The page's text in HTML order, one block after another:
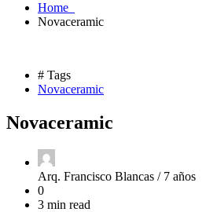
Home
Novaceramic
# Tags
Novaceramic
Novaceramic
Arq. Francisco Blancas / 7 años
0
3 min read